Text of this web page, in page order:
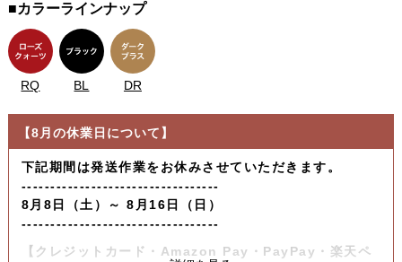
■カラーラインナップ
RQ BL DR
【8月の休業日について】
下記期間は発送作業をお休みさせていただきます。
----------------------------------
8月8日（土）～ 8月16日（日）
----------------------------------
【クレジットカード・Amazon Pay・PayPay・楽天ペ